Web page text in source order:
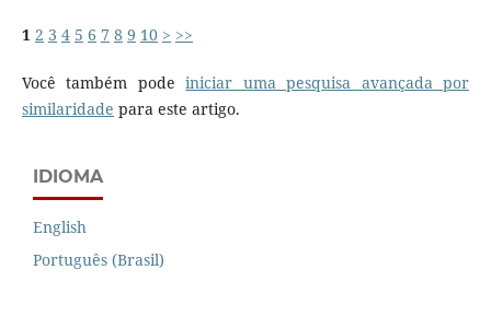
1 2 3 4 5 6 7 8 9 10 > >>
Você também podeiniciar uma pesquisa avançada por
similaridade para este artigo.
IDIOMA
English
Português (Brasil)